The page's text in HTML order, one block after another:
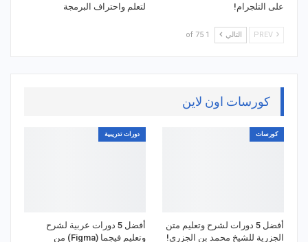
على التلجرام!
لتعلم واحتراف البرمجة
التالي 1 of 75
كورسات اون لاين
كورسات
أفضل 5 دورات لشرح وتعليم متن
الجزرية للشيخ محمد بن الجزري!
دورات تدريبية
أفضل 5 دورات عربية لشرح
وتعليم فيجما (Figma) من